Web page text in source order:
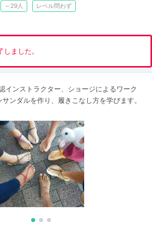
～29人 レベル問わず
ました。
インストラクター、ショージによるワーク
ンダルを作り、履きこなし方を学びます。